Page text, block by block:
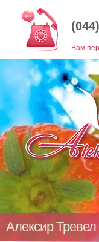
Baм
Алексир